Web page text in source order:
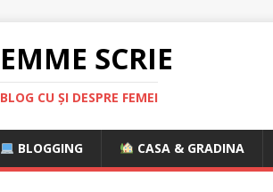
EMME SCRIE
BLOG CU ȘI DESPRE FEMEI
BLOGGING CASA & GRADINA